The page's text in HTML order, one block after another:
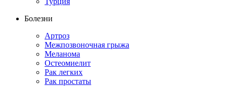
Болезни
Артроз
Межпозвоночная грыжа
Меланома
Остеомиелит
Рак легких
Рак простаты